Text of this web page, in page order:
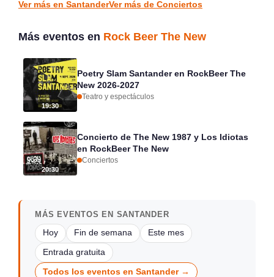
Ver más en SantanderVer más de Conciertos
Más eventos en Rock Beer The New
19:30
Poetry Slam Santander en RockBeer The
New 2026-2027
Teatro y espectáculos
20:30
Concierto de The New 1987 y Los Idiotas
en RockBeer The New
Conciertos
MÁS EVENTOS EN SANTANDER
Hoy Fin de semana Este mes
Entrada gratuita
Todos los eventos en Santander →